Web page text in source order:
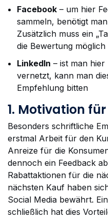
Facebook – um hier
sammeln, benötigt
Zusätzlich muss ein
die Bewertung möglich
LinkedIn – ist man
vernetzt, kann man
Empfehlung bitten
1. Motivation
Besonders schriftliche
erstmal Arbeit für den
Anreize für die
dennoch ein Feedback
Rabattaktionen für die
nächsten Kauf haben
Social Media bewährt.
schließlich hat dies